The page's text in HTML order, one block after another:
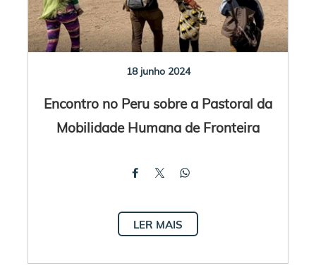
18 junho 2024
Encontro no Peru sobre a Pastoral da
Mobilidade Humana de Fronteira
LER MAIS